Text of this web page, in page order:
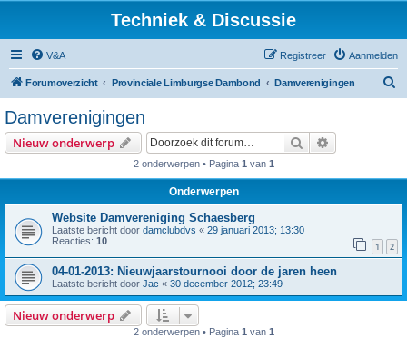
Techniek & Discussie
V&A Aanmelden
Registreer
Forumoverzicht Provinciale Limburgse Dambond Damverenigingen
Damverenigingen
Nieuw onderwerp Zoek
2 onderwerpen • Pagina 1 van 1
Onderwerpen
Website Damvereniging Schaesberg
Laatste bericht door damclubdvs « 29 januari 2013; 13:30
Reacties: 10 1 2
04-01-2013: Nieuwjaarstournooi door de jaren heen
Laatste bericht door Jac « 30 december 2012; 23:49
Nieuw onderwerp
2 onderwerpen • Pagina 1 van 1